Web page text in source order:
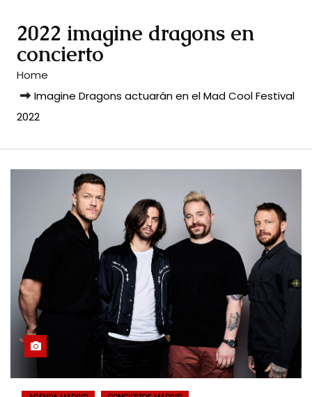
2022 imagine dragons en
concierto
Home
Imagine Dragons actuarán en el Mad Cool Festival
2022